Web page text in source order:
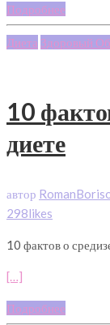
Подробнее
Диета Здоровый
10
диете
автор
298likes
10 фактов о
[…]
Подробнее